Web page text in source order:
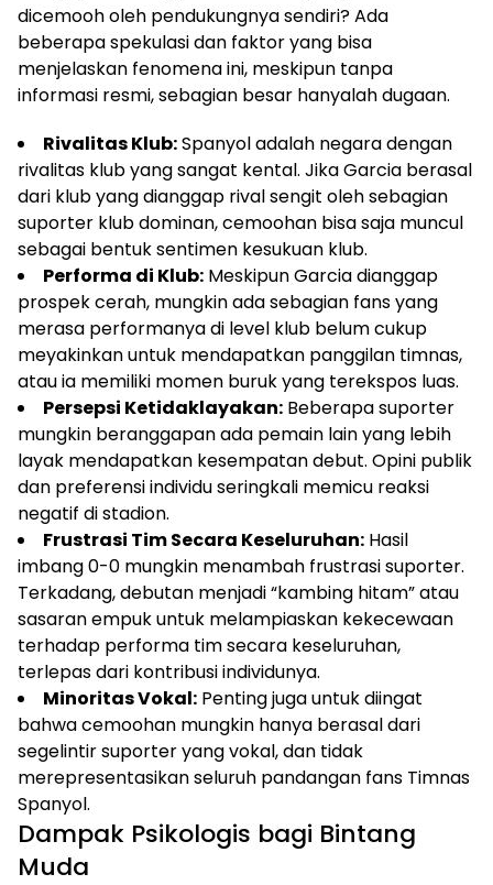
dicemooh oleh pendukungnya sendiri? Ada
beberapa spekulasi dan faktor yang bisa
menjelaskan fenomena ini, meskipun tanpa
informasi resmi, sebagian besar hanyalah dugaan.
Rivalitas Klub:Spanyol adalah negara dengan
rivalitas klub yang sangat kental. Jika Garcia berasal
dari klub yang dianggap rival sengit oleh sebagian
suporter klub dominan, cemoohan bisa saja muncul
sebagai bentuk sentimen kesukuan klub.
Performa di Klub: Meskipun Garcia dianggap
prospek cerah, mungkin ada sebagian fans yang
merasa performanya di level klub belum cukup
meyakinkan untuk mendapatkan panggilan timnas,
atau ia memiliki momen buruk yang terekspos luas.
Persepsi Ketidaklayakan: Beberapa suporter
mungkin beranggapan ada pemain lain yang lebih
layak mendapatkan kesempatan debut. Opini publik
dan preferensi individu seringkali memicu reaksi
negatif di stadion.
Frustrasi Tim Secara Keseluruhan: Hasil
imbang 0-0 mungkin menambah frustrasi suporter.
Terkadang, debutan menjadi “kambing hitam” atau
sasaran empuk untuk melampiaskan kekecewaan
terhadap performa tim secara keseluruhan,
terlepas dari kontribusi individunya.
Minoritas Vokal: Penting juga untuk diingat
bahwa cemoohan mungkin hanya berasal dari
segelintir suporter yang vokal, dan tidak
merepresentasikan seluruh pandangan fans Timnas
Spanyol.
Dampak Psikologis bagi Bintang
Muda